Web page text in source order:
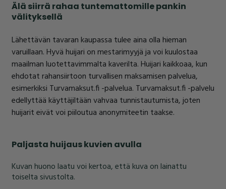
Älä siirrä rahaa tuntemattomille pankin
välityksellä
Lähettävän tavaran kaupassa tulee aina olla hieman
varuillaan. Hyvä huijari on mestarimyyjä ja voi kuulostaa
maailman luotettavimmalta kaverilta. Huijari kaikkoaa, kun
ehdotat rahansiirtoon turvallisen maksamisen palvelua,
esimerkiksi Turvamaksut.fi -palvelua. Turvamaksut.fi -palvelu
edellyttää käyttäjiltään vahvaa tunnistautumista, joten
huijarit eivät voi piiloutua anonymiteetin taakse.
Paljasta huijaus kuvien avulla
Kuvan huono laatu voi kertoa, että kuva on lainattu
toiselta sivustolta.